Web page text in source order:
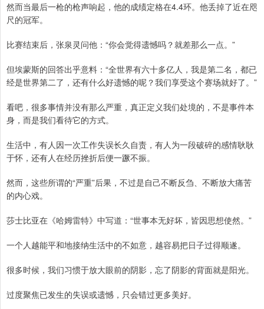
然而当最后一枪的枪声响起，他的成绩定格在4.4环。他丢掉了近在咫
尺的冠军。
比赛结束后，张泉灵问他：“你会觉得遗憾吗？就差那么一点。”
但埃蒙斯的回答出乎意料：“全世界有六十多亿人，我是第二名，都已
经是世界第二了，还有什么好遗憾的呢？我们享受这个赛场就好了。”
看吧，很多事情并没有那么严重，真正定义我们处境的，不是事件本
身，而是我们看待它的方式。
生活中，有人因一次工作失误长久自责，有人为一段破碎的感情耿耿
于怀，还有人在经历挫折后便一蹶不振。
然而，这些所谓的“严重”后果，不过是自己不断反刍、不断放大痛苦
的内心戏。
莎士比亚在《哈姆雷特》中写道：“世事本无好坏，皆因思想使然。”
一个人越能平和地接纳生活中的不如意，越容易把日子过得顺遂。
很多时候，我们习惯于放大眼前的阴影，忘了阴影的背面就是阳光。
过度聚焦已发生的失误或遗憾，只会错过更多美好。